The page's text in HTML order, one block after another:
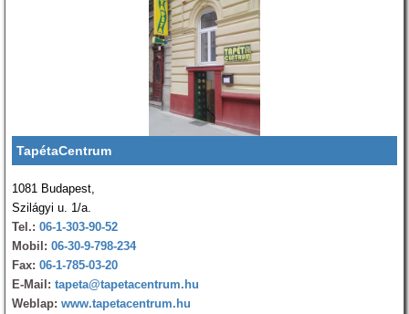
TapétaCentrum
1081 Budapest,
Szilágyi u. 1/a.
Tel.: 06-1-303-90-52
Mobil: 06-30-9-798-234
Fax: 06-1-785-03-20
E-Mail: tapeta@tapetacentrum.hu
Weblap: www.tapetacentrum.hu